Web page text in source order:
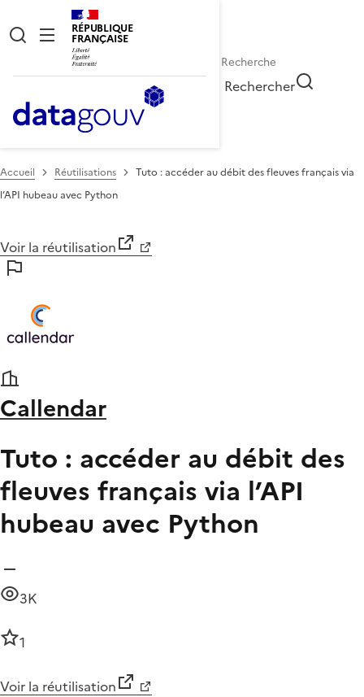
RÉPUBLIQUE
FRANÇAISE
Rechercher
Accueil Réutilisations
Tuto : accéder au débit des fleuves français via
l’API hubeau avec Python
Voir la réutilisation
Callendar
Tuto : accéder au débit des
fleuves français via l’API
hubeau avec Python
3K
1
Voir la réutilisation